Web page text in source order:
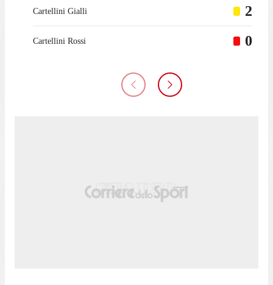
Cartellini Gialli 2
Cartellini Rossi 0